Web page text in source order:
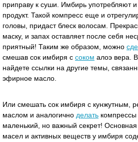
приправу к суши. Имбирь употребляют
продукт. Такой компресс еще и
головы, придаст блеск волосам.
маску, и запах оставляет после себя
приятный! Таким же образом, можно
смешав сок имбиря с соком алоэ вера.
найдете ссылки на другие темы,
эфирное масло.
Или смешать сок имбиря с кунжутным,
маслом и аналогично делать
маленький, но важный секрет!
масел и активных веществ у имбиря